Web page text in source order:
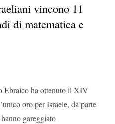
vincono 11
di matematica e
Ebraico ha ottenuto il XIV
oro per Israele, da parte
gareggiato